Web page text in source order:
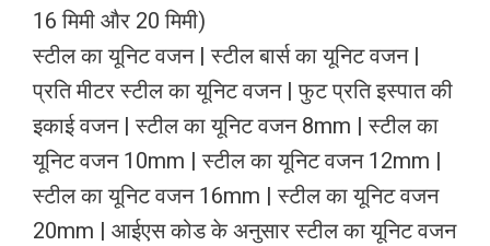
16 मिमी और 20 मिमी)
स्टील का यूनिट वजन | स्टील बार्स का यूनिट वजन |
प्रति मीटर स्टील का यूनिट वजन | फुट प्रति इस्पात की
इकाई वजन | स्टील का यूनिट वजन 8mm | स्टील का
यूनिट वजन 10mm | स्टील का यूनिट वजन 12mm |
स्टील का यूनिट वजन 16mm | स्टील का यूनिट वजन
20mm | आईएस कोड के अनुसार स्टील का यूनिट वजन